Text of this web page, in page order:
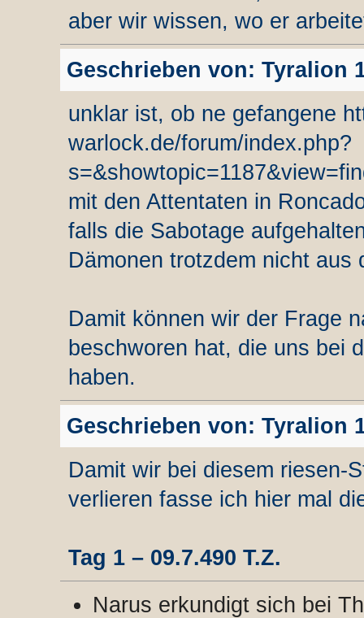
aber wir wissen, wo er
Geschrieben von: Tyralion
unklar ist, ob ne gefangene
warlock.de/forum/index.php?
mit den Attentaten in
falls die Sabotage
Dämonen trotzdem nicht aus
Damit können wir der Frage
beschworen hat, die uns bei
haben.
Geschrieben von: Tyralion
Damit wir bei diesem riesen-
verlieren fasse ich hier mal
Tag 1 – 09.7.490 T.Z.
Narus erkundigt sich bei